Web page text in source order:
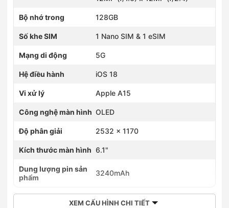
Bộ nhớ trong 128GB
Số khe SIM 1 Nano SIM & 1 eSIM
Mạng di động 5G
Hệ điều hành iOS 18
Vi xử lý Apple A15
Công nghệ màn hình OLED
Độ phân giải 2532 x 1170
Kích thước màn hình 6.1"
Dung lượng pin sản
phẩm
3240mAh
XEM CẤU HÌNH CHI TIẾT